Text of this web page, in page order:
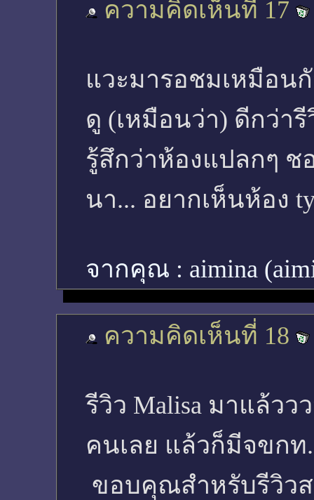
ความคิดเห็นที่ 17
แวะมารอชมเหมือน
ดู (เหมือนว่า) ดีกว่า
รู้สึกว่าห้องแปลกๆ
นา... อยากเห็นห้อง
จากคุณ : aimina
ความคิดเห็นที่ 18
รีวิว Malisa มาแล้ว
คนเลย แล้วก็มีจขกท
ขอบคุณสำหรับรีวิว